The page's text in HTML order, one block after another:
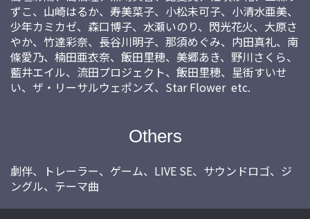
ずこ、山崎はるか、寿美菜子、小松未可子、小清水亜美、
少年カミカゼ、森口博子、水瀬いのり、閃光花火、大原さ
やか、竹達彩奈、長谷川明子、那須めぐみ、内田真礼、南
條愛乃、楠田亜衣奈、飯田里穂、美郷あき、野川さくら、
藍井エイル、流田プロジェクト、飯田里穂、星街すいせ
い、ザ・リーサルウェポンズ、Star Flower etc.
Others
劇伴、トレーラー、ゲーム、LIVE SE、サウンドロゴ、ジ
ングル、テーマ曲